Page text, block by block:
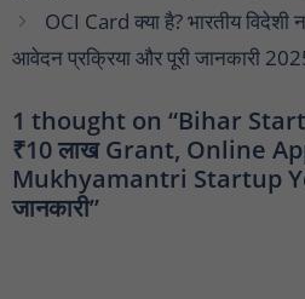
OCI Card क्या है? भारतीय
आवेदन प्रक्रिया और पूरी जानकारी
1 thought on “Bihar
₹10 लाख Grant, Online
Mukhyamantri Startup
जानकारी”